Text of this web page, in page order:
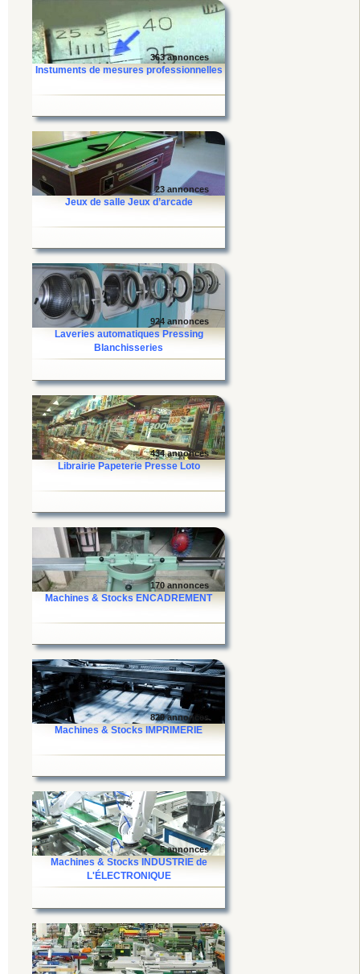
363 annonces
Instuments de mesures professionnelles
23 annonces
Jeux de salle Jeux d’arcade
924 annonces
Laveries automatiques Pressing
Blanchisseries
434 annonces
Librairie Papeterie Presse Loto
170 annonces
Machines & Stocks ENCADREMENT
829 annonces
Machines & Stocks IMPRIMERIE
5 annonces
Machines & Stocks INDUSTRIE de
L'ÉLECTRONIQUE